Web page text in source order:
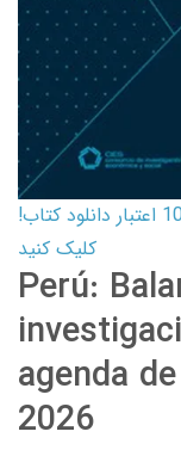
کارت اعتباری کتاب دانلود با 10,000,000 اعتبار دانلود کتاب!
کلیک کنید
Perú:
agenda
2026